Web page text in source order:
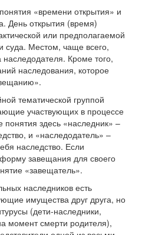
«времени открытия» и
День открытия (время)
или предполагаемой
суда. Местом, чаще всего,
наследодателя. Кроме того,
наследования, которое
тематической группой
участвующих в процессе
здесь «наследник» –
и «наследодатель» –
наследство. Если
завещания для своего
«завещатель».
наследников есть
имущества друг друга, но
(дети-наследники,
момент смерти родителя),